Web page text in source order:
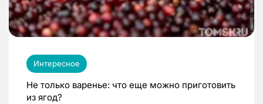
Интересное
Не только варенье: что еще можно приготовить
из ягод?